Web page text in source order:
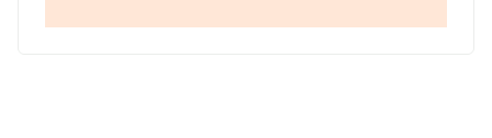
Con los datos a disposición de INFORMA sobre 231.218